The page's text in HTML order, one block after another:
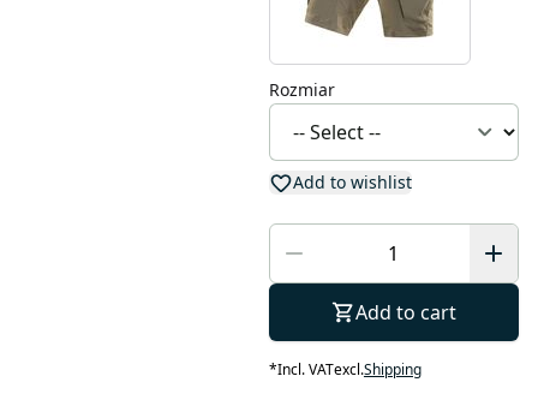
Rozmiar
Add to wishlist
Add to cart
*Incl. VATexcl.Shipping